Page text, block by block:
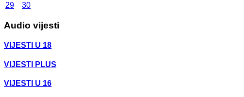
29
30
Audio vijesti
VIJESTI U 18
VIJESTI PLUS
VIJESTI U 16